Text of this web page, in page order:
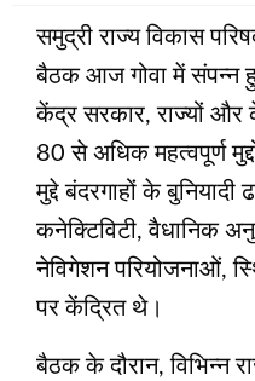
समुद्री राज्य विकास
बैठक आज गोवा में संपन्न
केंद्र सरकार, राज्यों और
80 से अधिक महत्वपूर्ण
मुद्दे बंदरगाहों के
कनेक्टिविटी, वैधानिक
नेविगेशन परियोजनाओं,
पर केंद्रित थे।
बैठक के दौरान, विभिन्न